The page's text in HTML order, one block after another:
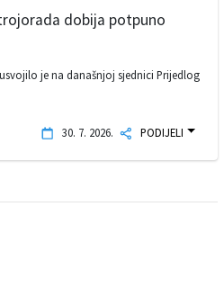
dobija potpuno
je na današnjoj sjednici Prijedlog
30. 7. 2026. PODIJELI